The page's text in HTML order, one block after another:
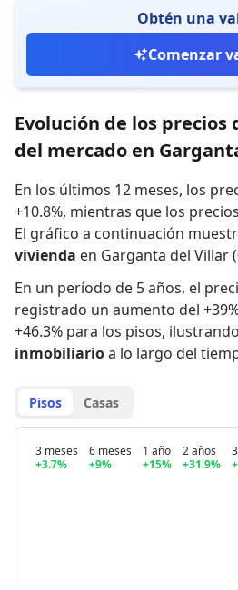
Obtén una
Comenzar
Evolución de los
del mercado en
En los últimos 12 meses, los
+10.8%, mientras que los
El gráfico a continuación
vivienda en Garganta del Villar
En un período de 5 años, el
registrado un aumento del
+46.3% para los pisos,
inmobiliarioa lo largo del
Pisos Casas
3 meses
+3.7%
6 meses
+9%
1 año
+15%
2 años
+31.9%